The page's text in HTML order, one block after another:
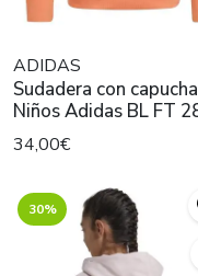
ADIDAS
Sudadera con capucha para
Niños Adidas BL FT 280
Naranja
34,00€
30%